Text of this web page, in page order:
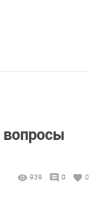
939 0 0